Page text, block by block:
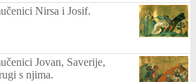
Nirsa i Josif.
Jovan, Saverije,
s njima.